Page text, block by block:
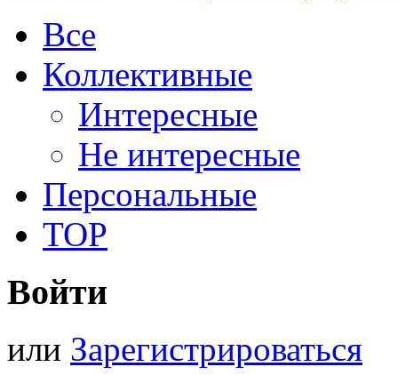
Все
Коллективные
Интересные
Не интересные
Персональные
TOP
Войти
или Зарегистрироваться